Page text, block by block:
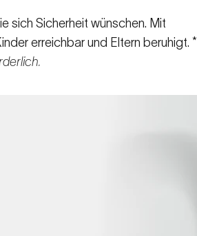
sich Sicherheit wünschen. Mit
erreichbar und Eltern beruhigt. *